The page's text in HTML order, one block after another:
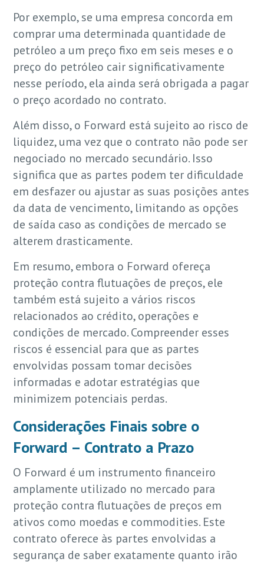
Por exemplo, se uma empresa concorda em
comprar uma determinada quantidade de
petróleo a um preço fixo em seis meses e o
preço do petróleo cair significativamente
nesse período, ela ainda será obrigada a pagar
o preço acordado no contrato.
Além disso, o Forward está sujeito ao risco de
liquidez, uma vez que o contrato não pode ser
negociado no mercado secundário. Isso
significa que as partes podem ter dificuldade
em desfazer ou ajustar as suas posições antes
da data de vencimento, limitando as opções
de saída caso as condições de mercado se
alterem drasticamente.
Em resumo, embora o Forward ofereça
proteção contra flutuações de preços, ele
também está sujeito a vários riscos
relacionados ao crédito, operações e
condições de mercado. Compreender esses
riscos é essencial para que as partes
envolvidas possam tomar decisões
informadas e adotar estratégias que
minimizem potenciais perdas.
Considerações Finais sobre o
Forward – Contrato a Prazo
O Forward é um instrumento financeiro
amplamente utilizado no mercado para
proteção contra flutuações de preços em
ativos como moedas e commodities. Este
contrato oferece às partes envolvidas a
segurança de saber exatamente quanto irão